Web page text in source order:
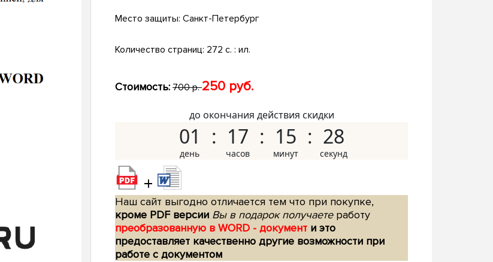
Место защиты: Санкт-Петербург
Количество страниц: 272 с. : ил.
Стоимость: 700 р.250 руб.
до окончания действия скидки
01 17 15 27
+
Наш сайт выгодно отличается тем что при покупке,
кроме PDF версии Вы в подарок получаетеработу
преобразованную в WORD - документ и это
предоставляет качественно другие возможности при
работе с документом